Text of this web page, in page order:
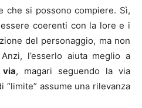
che si possono compiere. Sì,
coerenti con la lore e i
del personaggio, ma non
l’esserlo aiuta meglio a
, magari seguendo la via
“limite” assume una rilevanza